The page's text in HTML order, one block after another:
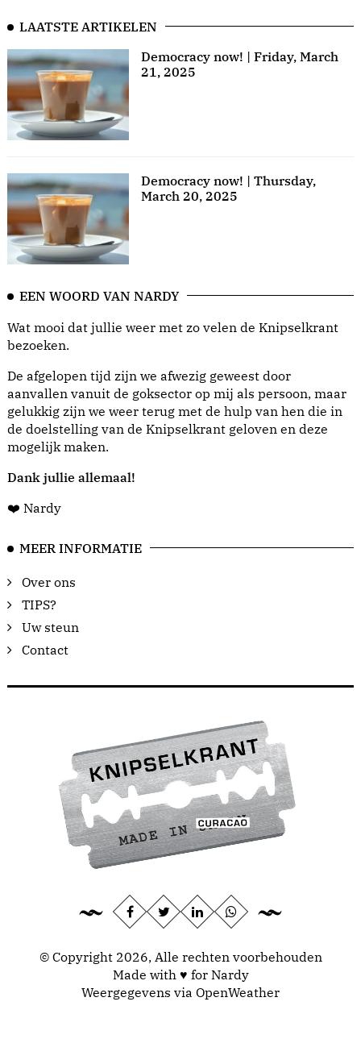
LAATSTE ARTIKELEN
Democracy now! | Friday, March
21, 2025
Democracy now! | Thursday,
March 20, 2025
EEN WOORD VAN NARDY
Wat mooi dat jullie weer met zo velen de Knipselkrant
bezoeken.
De afgelopen tijd zijn we afwezig geweest door
aanvallen vanuit de goksector op mij als persoon, maar
gelukkig zijn we weer terug met de hulp van hen die in
de doelstelling van de Knipselkrant geloven en deze
mogelijk maken.
Dank jullie allemaal!
❤️ Nardy
MEER INFORMATIE
Over ons
TIPS?
Uw steun
Contact
© Copyright 2026, Alle rechten voorbehouden
Made with ♥ for Nardy
Weergegevens via OpenWeather